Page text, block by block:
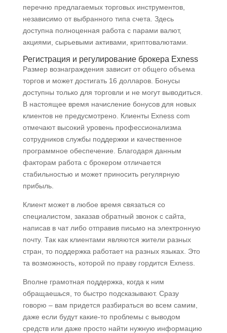
перечню предлагаемых торговых инструментов,
независимо от выбранного типа счета. Здесь
доступна полноценная работа с парами валют,
акциями, сырьевыми активами, криптовалютами.
Регистрация и регулирование брокера Exness
Размер вознаграждения зависит от общего объема
торгов и может достигать 16 долларов. Бонусы
доступны только для торговли и не могут выводиться.
В настоящее время начисление бонусов для новых
клиентов не предусмотрено. Клиенты Exness com
отмечают высокий уровень профессионализма
сотрудников службы поддержки и качественное
программное обеспечение. Благодаря данным
факторам работа с брокером отличается
стабильностью и может приносить регулярную
прибыль.
Клиент может в любое время связаться со
специалистом, заказав обратный звонок с сайта,
написав в чат либо отправив письмо на электронную
почту. Так как клиентами являются жители разных
стран, то поддержка работает на разных языках. Это
та возможность, которой по праву гордится Exness.
Вполне грамотная поддержка, когда к ним
обращаешься, то быстро подсказывают. Сразу
говорю – вам придется разбираться во всем самим,
даже если будут какие-то проблемы с выводом
средств или даже просто найти нужную информацию